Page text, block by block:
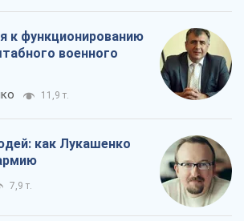
к функционированию
военного
11,9 т.
как Лукашенко
7,9 т.